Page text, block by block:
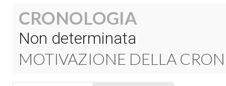
CRONOLOGIA
Non determinata
MOTIVAZIONE DELLA